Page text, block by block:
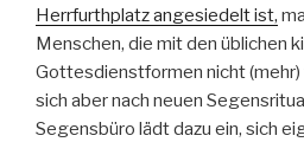
Herrfurthplatz angesiedelt ist,
Menschen, die mit den üblichen
Gottesdienstformen nicht (mehr)
sich aber nach neuen
Segensbüro lädt dazu ein, sich